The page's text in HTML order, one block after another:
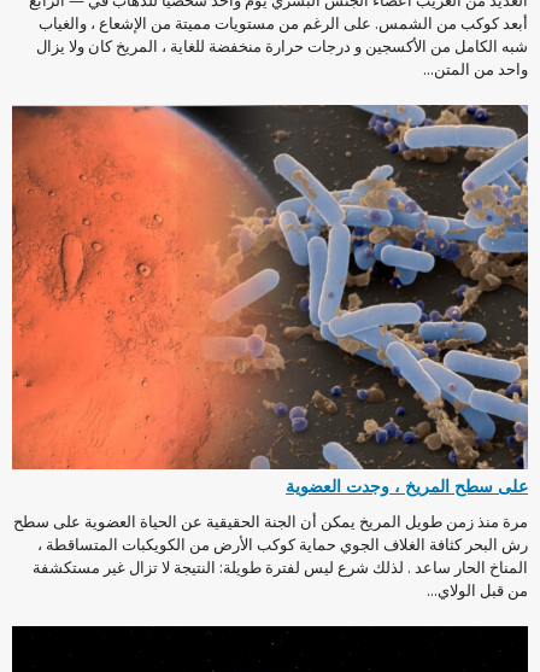
أبعد كوكب من الشمس. على الرغم من مستويات مميتة من الإشعاع ، والغياب
شبه الكامل من الأكسجين و درجات حرارة منخفضة للغاية ، المريخ كان ولا يزال
واحد من المتن...
على سطح المريخ ، وجدت العضوية
مرة منذ زمن طويل المريخ يمكن أن الجنة الحقيقية عن الحياة العضوية على سطح
رش البحر كثافة الغلاف الجوي حماية كوكب الأرض من الكويكبات المتساقطة ،
المناخ الحار ساعد . لذلك شرع ليس لفترة طويلة: النتيجة لا تزال غير مستكشفة
من قبل الولاي...